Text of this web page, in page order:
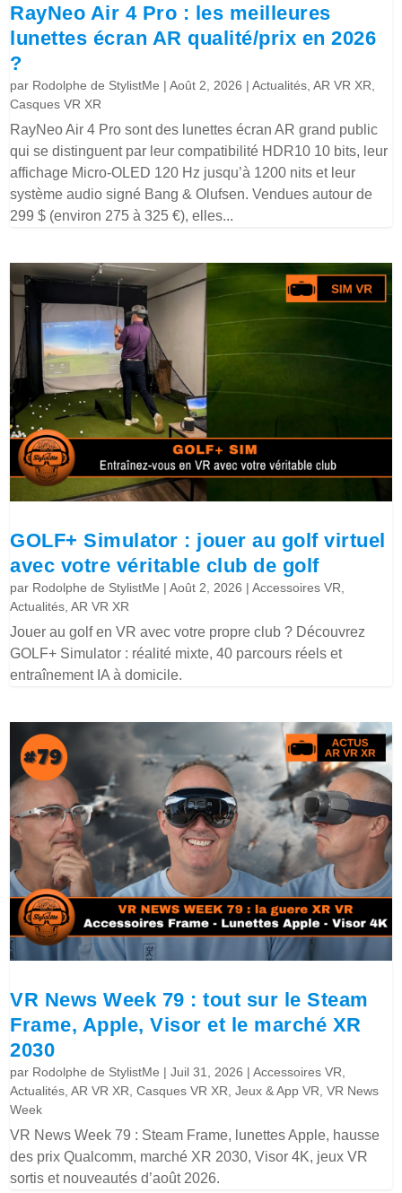
RayNeo Air 4 Pro : les meilleures
lunettes écran AR qualité/prix en 2026
?
par Rodolphe de StylistMe |Août 2, 2026 |Actualités ,AR VR XR
Casques VR XR
RayNeo Air 4 Pro sont des lunettes écran AR grand public
qui se distinguent par leur compatibilité HDR10 10 bits, leur
affichage Micro-OLED 120 Hz jusqu’à 1200 nits et leur
système audio signé Bang & Olufsen. Vendues autour de
299 $ (environ 275 à 325 €), elles...
GOLF+ Simulator : jouer au golf virtuel
avec votre véritable club de golf
par Rodolphe de StylistMe |Août 2, 2026 |Accessoires VR
Actualités ,AR VR XR
Jouer au golf en VR avec votre propre club ? Découvrez
GOLF+ Simulator : réalité mixte, 40 parcours réels et
entraînement IA à domicile.
VR News Week 79 : tout sur le Steam
Frame, Apple, Visor et le marché XR
2030
par Rodolphe de StylistMe |Juil 31, 2026 |Accessoires VR
Actualités ,AR VR XR ,Casques VR XR ,Jeux & App VR ,VR News
Week
VR News Week 79 : Steam Frame, lunettes Apple, hausse
des prix Qualcomm, marché XR 2030, Visor 4K, jeux VR
sortis et nouveautés d’août 2026.